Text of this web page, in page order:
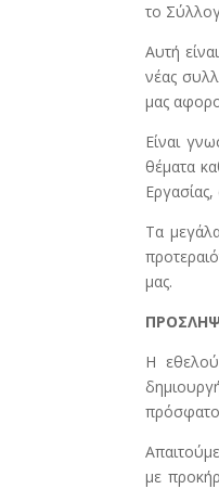
το
Αυτή
νέας
μας
Είναι
θέματα
Εργασίας,
Τα
μας.
Η
πρόσφατο
με